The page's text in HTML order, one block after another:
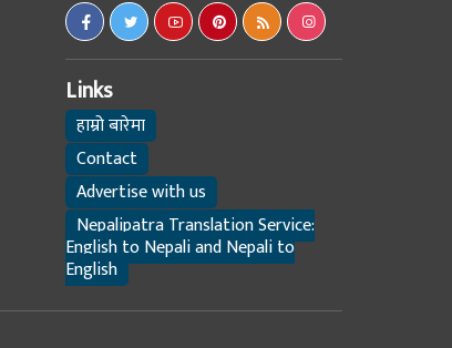
Links
हाम्रो बारेमा
Contact
Advertise with us
Nepalipatra Translation Service:
English to Nepali and Nepali to
English